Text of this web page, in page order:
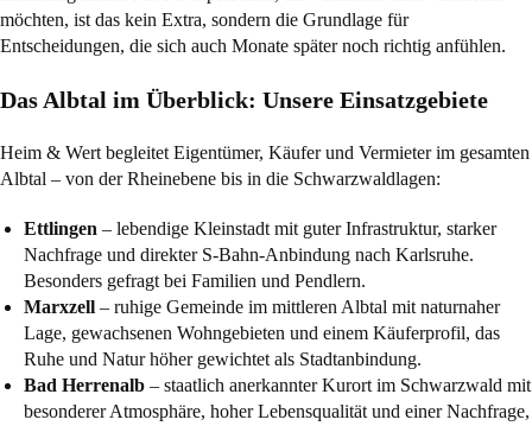
möchten, ist das kein Extra, sondern die Grundlage für
Entscheidungen, die sich auch Monate später noch richtig anfühlen.
Das Albtal im Überblick: Unsere Einsatzgebiete
Heim & Wert begleitet Eigentümer, Käufer und Vermieter im gesamten
Albtal – von der Rheinebene bis in die Schwarzwaldlagen:
Ettlingen – lebendige Kleinstadt mit guter Infrastruktur, starker
Nachfrage und direkter S-Bahn-Anbindung nach Karlsruhe.
Besonders gefragt bei Familien und Pendlern.
Marxzell – ruhige Gemeinde im mittleren Albtal mit naturnaher
Lage, gewachsenen Wohngebieten und einem Käuferprofil, das
Ruhe und Natur höher gewichtet als Stadtanbindung.
Bad Herrenalb – staatlich anerkannter Kurort im Schwarzwald mit
besonderer Atmosphäre, hoher Lebensqualität und einer Nachfrage,